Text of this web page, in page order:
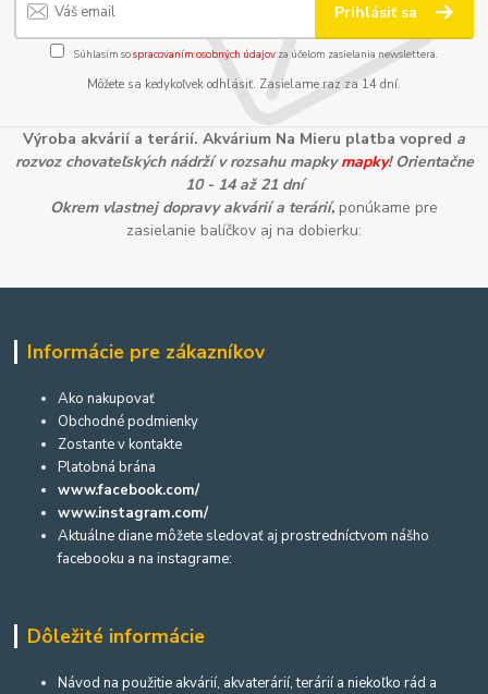
Prihlásiť sa
Súhlasím sospracovaním osobných údajov za účelom zasielania newslettera.
Môžete sa kedykoľvek odhlásiť. Zasielame raz za 14 dní.
Výroba akvárií a terárií. Akvárium Na Mieru platba vopred a
rozvoz chovateľských nádrží v rozsahu mapkymapky! Orientačne
10 - 14 až 21 dní
Okrem vlastnej dopravy akvárií a terárií, ponúkame pre
zasielanie balíčkov aj na dobierku:
Informácie pre zákazníkov
Ako nakupovať
Obchodné podmienky
Zostante v kontakte
Platobná brána
www.facebook.com/
www.instagram.com/
Aktuálne diane môžete sledovať aj prostredníctvom nášho
facebooku a na instagrame:
Dôležité informácie
Návod na použitie akvárií, akvaterárií, terárií a niekoľko rád a